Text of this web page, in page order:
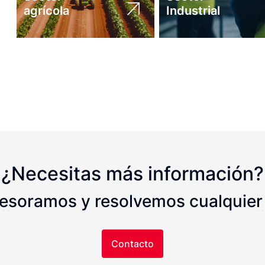
agrícola
Industrial
¿Necesitas más información?
y resolvemos
Contacto